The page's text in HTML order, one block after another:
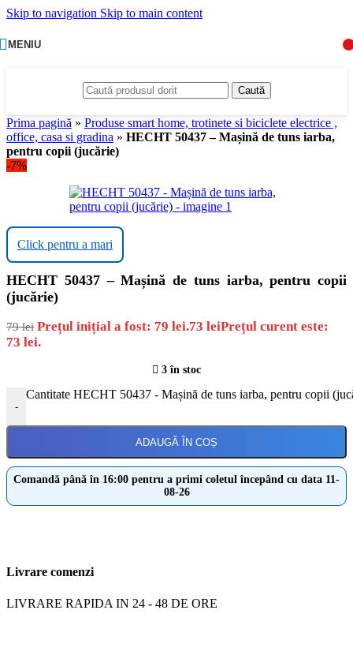
Skip to navigation Skip to main content
MENIU
Caută
Prima pagină » Produse smart home, trotinete si biciclete electrice ,
office, casa si gradina » HECHT 50437 – Mașină de tuns iarba,
pentru copii (jucărie)
-7%
Click pentru a mari
HECHT 50437 – Mașină de tuns iarba, pentru copii
(jucărie)
79lei Prețul inițial a fost: 79 lei.73 leiPrețul curent este:
73 lei.
3 în stoc
-
Cantitate HECHT 50437 - Mașină de tuns iarba, pentru copii
ADAUGĂ ÎN COȘ
Comandă până în 16:00 pentru a primi coletul începând cu data 11-
08-26
Livrare comenzi
LIVRARE RAPIDA IN 24 - 48 DE ORE